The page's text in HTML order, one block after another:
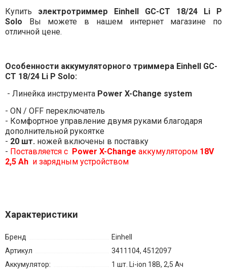
Купить электротриммер Einhell GC-CT 18/24 Li P
Solo Вы можете в нашем интернет магазине по
отличной цене.
Особенности аккумуляторного триммера Einhell GC-
CT 18/24 Li P Solo:
- Линейка инструмента Power X-Change system
- ON / OFF переключатель
- Комфортное управление двумя руками благодаря
дополнительной рукоятке
- 20 шт.ножей включены в поставку
- Поставляется с Power X-Change аккумулятором 18V
2,5 Ahи зарядным устройством
Характеристики
Бренд
Einhell
Артикул
3411104, 4512097
Аккумулятор:
1 шт. Li-ion 18В, 2,5 Ач